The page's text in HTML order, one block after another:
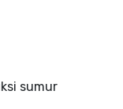
sumur